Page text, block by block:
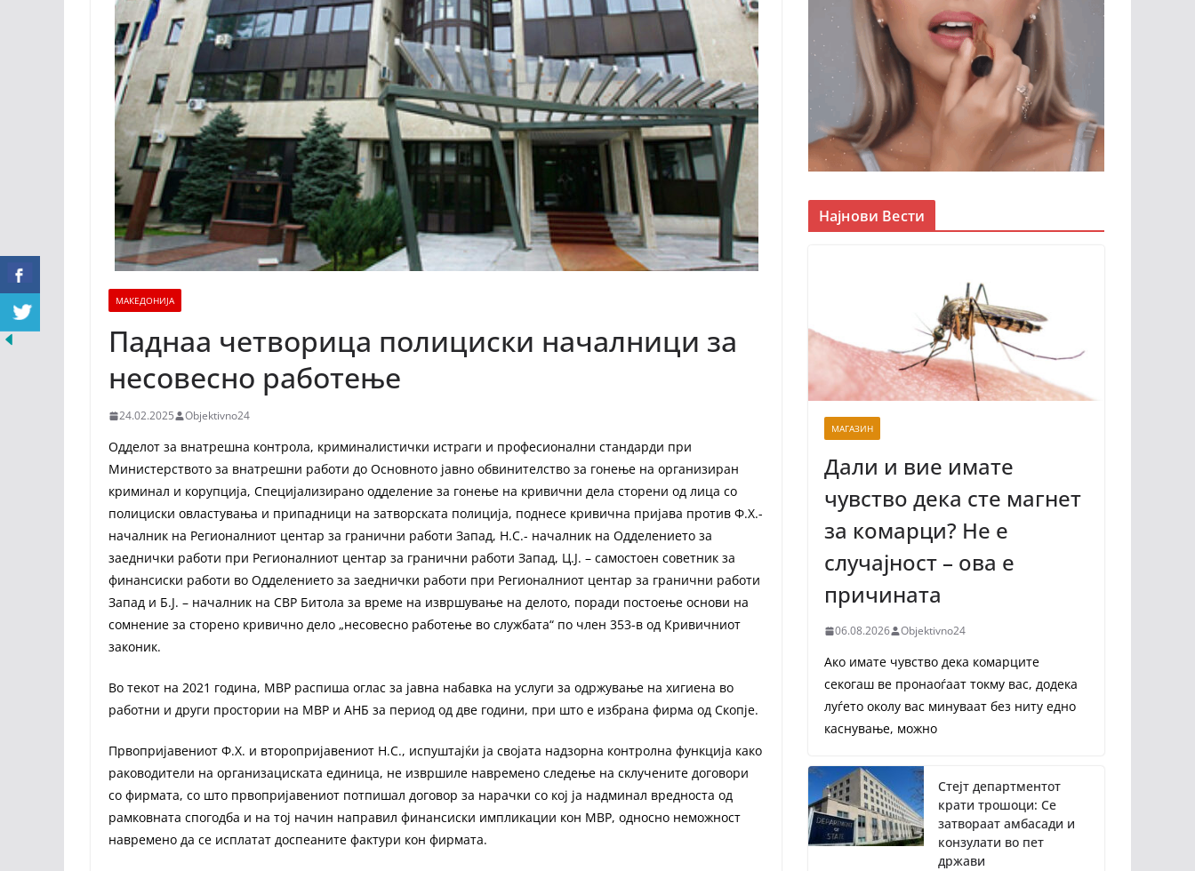
МАКЕДОНИЈА
Паднаа четворица полициски началници за
несовесно работење
24.02.2025 Objektivno24
Одделот за внатрешна контрола, криминалистички истраги и професионални стандарди при
Министерството за внатрешни работи до Основното јавно обвинителство за гонење на организиран
криминал и корупција, Специјализирано одделение за гонење на кривични дела сторени од лица со
полициски овластувања и припадници на затворската полиција, поднесе кривична пријава против Ф.Х.-
началник на Регионалниот центар за гранични работи Запад, Н.С.- началник на Одделението за
заеднички работи при Регионалниот центар за гранични работи Запад, Ц.Ј. – самостоен советник за
финансиски работи во Одделението за заеднички работи при Регионалниот центар за гранични работи
Запад и Б.Ј. – началник на СВР Битола за време на извршување на делото, поради постоење основи на
сомнение за сторено кривично дело „несовесно работење во службата“ по член 353-в од Кривичниот
законик.
Во текот на 2021 година, МВР распиша оглас за јавна набавка на услуги за одржување на хигиена во
работни и други простории на МВР и АНБ за период од две години, при што е избрана фирма од Скопје.
Првопријавениот Ф.Х. и второпријавениот Н.С., испуштајќи ја својата надзорна контролна функција како
раководители на организациската единица, не извршиле навремено следење на склучените договори
со фирмата, со што првопријавениот потпишал договор за нарачки со кој ја надминал вредноста од
рамковната спогодба и на тој начин направил финансиски импликации кон МВР, односно неможност
навремено да се исплатат доспеаните фактури кон фирмата.
Најнови Вести
МАГАЗИН
Дали и вие имате
чувство дека сте магнет
за комарци? Не е
случајност – ова е
причината
06.08.2026 Objektivno24
Ако имате чувство дека комарците
секогаш ве пронаоѓаат токму вас, додека
луѓето околу вас минуваат без ниту едно
каснување, можно
Стејт департментот
крати трошоци: Се
затвораат амбасади и
конзулати во пет
држави